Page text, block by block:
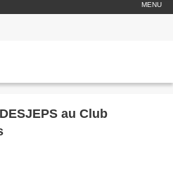
MENU
au Club